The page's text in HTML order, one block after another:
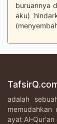
buruannya
aku)
adalah
memudahkan
ayat Al-Qur'an